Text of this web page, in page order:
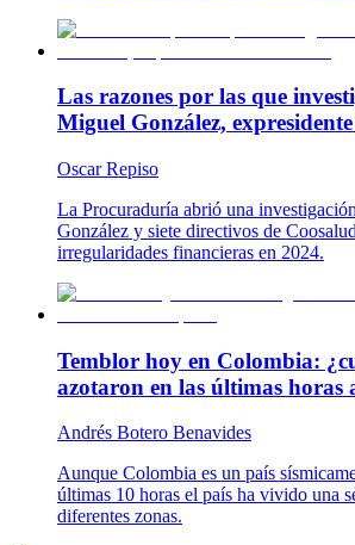
Las razones por las que
Miguel González,
Oscar Repiso
La Procuraduría abrió una
González y siete directivos de
irregularidades financieras en 2024.
Temblor hoy en Colombia:
azotaron en las últimas horas
Andrés Botero Benavides
Aunque Colombia es un país
últimas 10 horas el país ha vivido una
diferentes zonas.